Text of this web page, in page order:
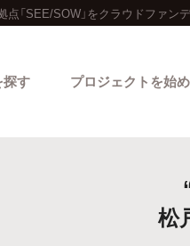
点「SEE/SOW」をクラウドファン
探す プロジェクトを始
松